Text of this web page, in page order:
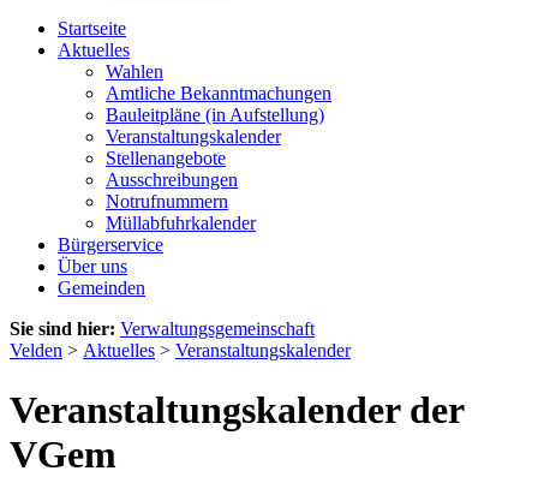
Startseite
Aktuelles
Wahlen
Amtliche Bekanntmachungen
Bauleitpläne (in Aufstellung)
Veranstaltungskalender
Stellenangebote
Ausschreibungen
Notrufnummern
Müllabfuhrkalender
Bürgerservice
Über uns
Gemeinden
Sie sind hier: Verwaltungsgemeinschaft
Velden > Aktuelles > Veranstaltungskalender
Veranstaltungskalender der
VGem